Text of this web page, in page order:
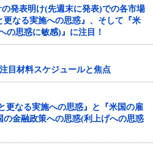
発表明け(先週末に発表)での各市場
なる実施への思惑』、そして『米
の思惑に敏感)』に注目！
目材料スケジュールと焦点
更なる実施への思惑』と『米国の雇
金融政策への思惑(利上げへの思惑